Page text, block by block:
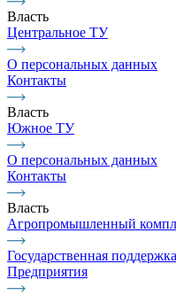
Власть
Центральное ТУ
О персональных данных
Контакты
Власть
Южное ТУ
О персональных данных
Контакты
Власть
Агропромышленный
Государственная поддержка
Предприятия